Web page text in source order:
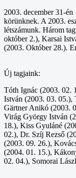
2003. december 31-
körünknek. A 2003.
létszámunk. Három
október 2.), Karsai
(2003. Október 28.).
Új tagjaink:
Tóth Ignác (2003. 02.
István (2003. 03. 05.),
Gärtner Anikó (2003.
Virág György István
18.), Kiss Gyuláné
02.), Dr. Szíj Rezső
(2003. 09. 26.),
(2004. 01. 15.),
02. 04.), Somorai